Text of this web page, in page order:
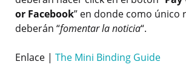
or Facebook” en donde como único
deberán “fomentar la noticia“.
Enlace | The Mini Binding Guide